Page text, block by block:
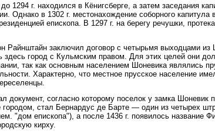
1294 г. находился в Кёнигсберге, а затем заседания
Однако в 1302 г. местонахождение соборного капитула
епископа. В 1297 г. на берегу речушки,
Райнштайн заключил договор с четырьмя выходцами из
здесь город с Кульмским правом. Для этих целей они
так как основным населением Шоневика являлись
Характерно, что местное прусское население
документ, согласно которому поселок у замка Шоневик
городом, стал Бернардус де Барте — один из четырех
"дом епископа"), а после 1436 г. появилось название
кирху.